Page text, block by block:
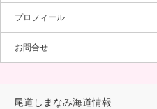
プロフィール
お問合せ
尾道しまなみ海道情報